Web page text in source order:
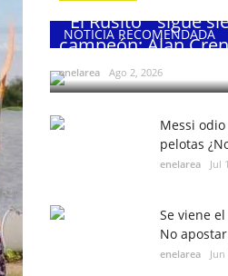
NOTICIA RECOMENDADA
¨El Rusito¨ sigue
campeón: Alan
enelarea Ago 2, 2026
Messi
pelotas
enelarea Jul
Se viene
No
enelarea